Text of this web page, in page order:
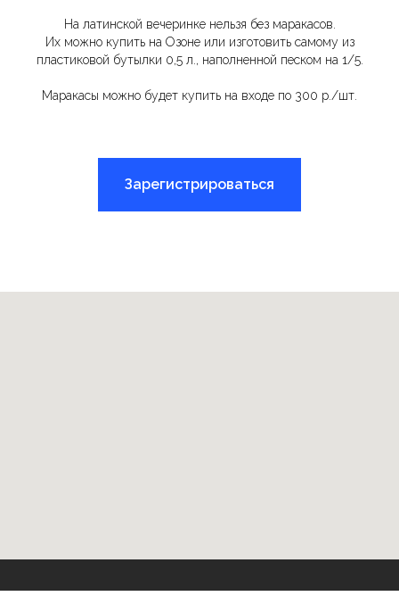
На латинской вечеринке нельзя без маракасов.
Их можно купить на Озоне или изготовить самому из
пластиковой бутылки 0,5 л., наполненной песком на 1/5.
Маракасы можно будет купить на входе по 300 р./шт.
Зарегистрироваться